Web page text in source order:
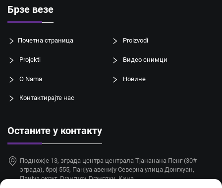
Брзе везе
Почетна страница Proizvodi
Projekti Видео снимци
O Nama Новине
Контактирајте нас
Останите у контакту
Подножје 13, зграда центра централа Тјананана Пенг (30#
зграда), број 555, Панјуа авенију Северна улица Донгхуан,
Панјуа округ, Гуангџоу, Гуангдун, Кина